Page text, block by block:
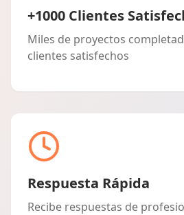
+1000 Clientes
Miles de proyectos
clientes satisfechos
Respuesta Rápida
Recibe respuestas de